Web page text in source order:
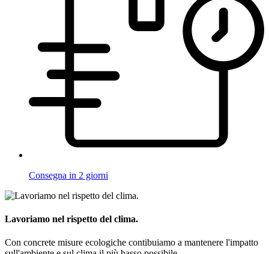
Consegna in 2 giorni
Lavoriamo nel rispetto del clima.
Con concrete misure ecologiche contibuiamo a mantenere l'impatto